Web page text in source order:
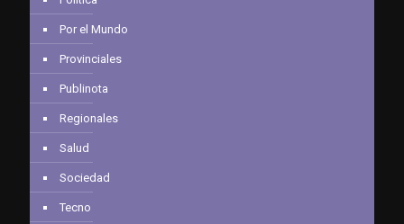
Por el Mundo
Provinciales
Publinota
Regionales
Salud
Sociedad
Tecno